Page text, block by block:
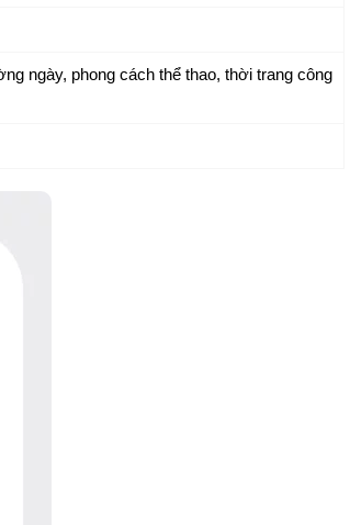
ngày, phong cách thể thao, thời trang công